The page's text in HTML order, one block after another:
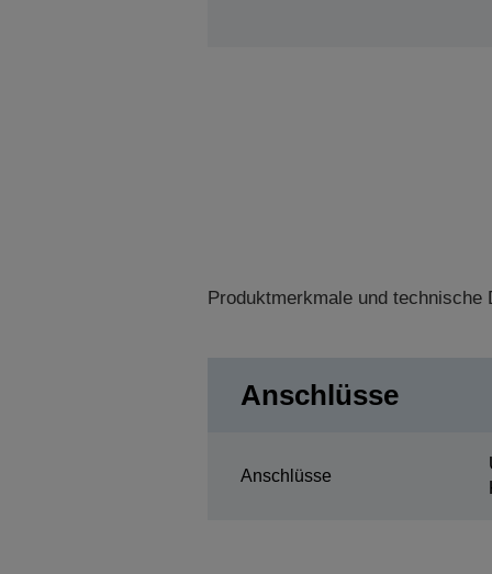
Produktmerkmale und technische
Anschlüsse
Anschlüsse